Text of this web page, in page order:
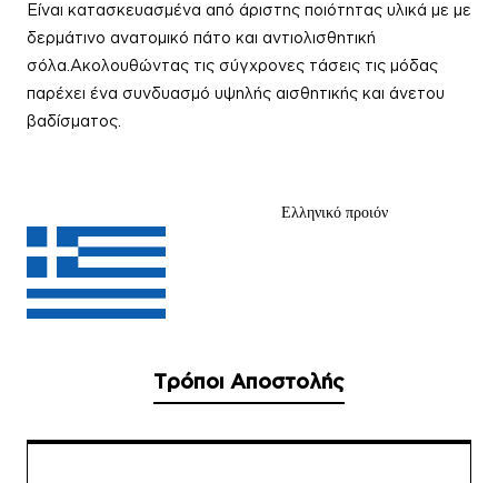
Είναι κατασκευασμένα από άριστης ποιότητας υλικά με με
δερμάτινο ανατομικό πάτο και αντιολισθητική
σόλα.Ακολουθώντας τις σύγχρονες τάσεις τις μόδας
παρέχει ένα συνδυασμό υψηλής αισθητικής και άνετου
βαδίσματος.
Ελληνικό προιόν
Τρόποι Αποστολής